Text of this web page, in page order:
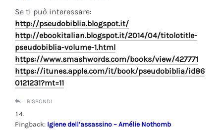
Se ti può interessare:
http://pseudobiblia.blogspot.it/
http://ebookitalian.blogspot.it/2014/04/titolotitle-
pseudobiblia-volume-1.html
https://www.smashwords.com/books/view/427771
https://itunes.apple.com/it/book/pseudobiblia/id86
0121231?mt=11
RISPONDI
Pingback: Igiene dell’assassino – Amélie Nothomb